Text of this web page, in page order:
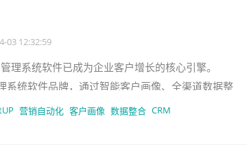
03 12:32:59
理系统软件已成为企业客户增长的核心引擎。
系统软件品牌，通过智能客户画像、全渠道数据整
某跨境电商
营销自动化 客户画像 数据整合 CRM